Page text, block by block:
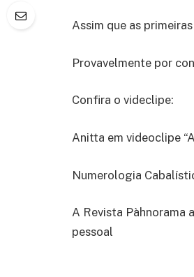
Assim que as
Provavelmente por
Confira o videclipe:
Anitta em videoclipe
Numerologia
A Revista Pàhnorama
pessoal